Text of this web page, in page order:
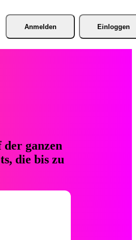
Anmelden Einloggen
ganzen
die bis zu